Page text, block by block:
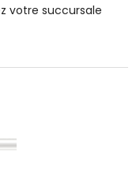
votre succursale